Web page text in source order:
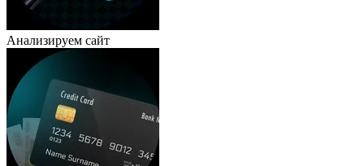
Анализируем сайт